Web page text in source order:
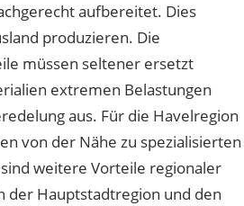
aufbereitet. Dies
produzieren. Die
müssen seltener ersetzt
extremen Belastungen
aus. Für die Havelregion
von der Nähe zu spezialisierten
weitere Vorteile regionaler
der Hauptstadtregion und den